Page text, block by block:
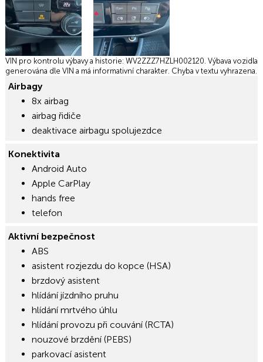
Poznámka
VIN pro kontrolu výbavy a historie: WV2ZZZ7HZLH002120. Výbava vozidla
generována dle VIN a má informativní charakter. Chyba v textu vyhrazena.
Airbagy
8x airbag
airbag řidiče
deaktivace airbagu spolujezdce
Konektivita
Android Auto
Apple CarPlay
hands free
telefon
Aktivní bezpečnost
ABS
asistent rozjezdu do kopce (HSA)
brzdový asistent
hlídání jízdního pruhu
hlídání mrtvého úhlu
hlídání provozu při couvání (RCTA)
nouzové brzdění (PEBS)
parkovací asistent